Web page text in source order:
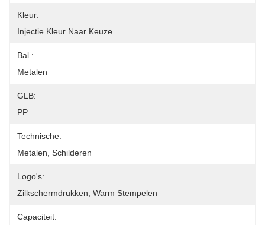
Kleur:
Injectie Kleur Naar Keuze
Bal.:
Metalen
GLB:
PP
Technische:
Metalen, Schilderen
Logo's:
Zilkschermdrukken, Warm Stempelen
Capaciteit: